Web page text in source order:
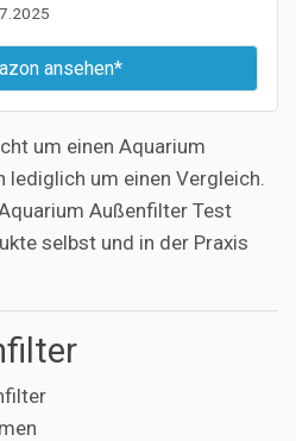
ansehen*
um einen Aquarium
lediglich um einen Vergleich.
Außenfilter Test
selbst und in der Praxis